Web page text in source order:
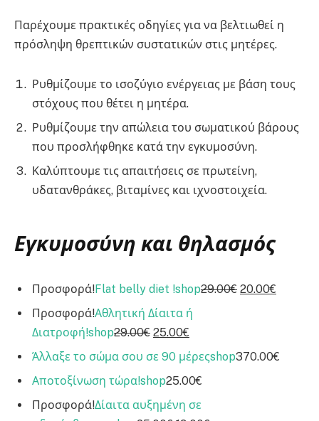
Παρέχουμε πρακτικές οδηγίες για να βελτιωθεί η
πρόσληψη θρεπτικών συστατικών στις μητέρες.
Ρυθμίζουμε το ισοζύγιο ενέργειας με βάση τους
στόχους που θέτει η μητέρα.
Ρυθμίζουμε την απώλεια του σωματικού βάρους
που προσλήφθηκε κατά την εγκυμοσύνη.
Καλύπτουμε τις απαιτήσεις σε πρωτείνη,
υδατανθράκες, βιταμίνες και ιχνοστοιχεία.
Εγκυμοσύνη και θηλασμός
Προσφορά!Flat belly diet !shop29.00€ 20.00€
Προσφορά!Αθλητική Δίαιτα ή
Διατροφή!shop29.00€ 25.00€
Άλλαξε το σώμα σου σε 90 μέρεςshop370.00€
Αποτοξίνωση τώρα!shop25.00€
Προσφορά!Δίαιτα αυξημένη σε